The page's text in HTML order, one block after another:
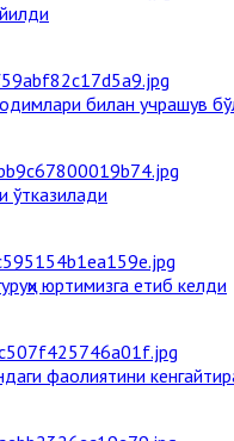
билан учрашув
ўтказилади
юртимизга етиб келди
фаолиятини